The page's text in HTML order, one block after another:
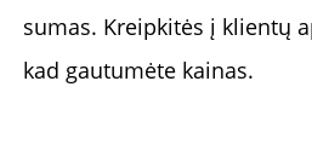
sumas. Kreipkitės į klientų
kad gautumėte kainas.